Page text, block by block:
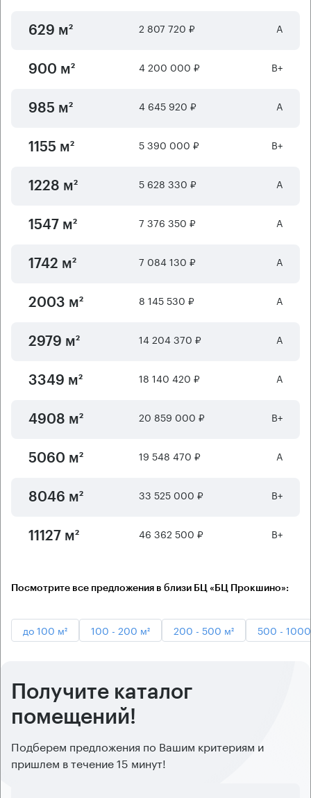
629 м² 2 807 720 ₽ А
900 м² 4 200 000 ₽ B+
985 м² 4 645 920 ₽ А
1155 м² 5 390 000 ₽ B+
1228 м² 5 628 330 ₽ А
1547 м² 7 376 350 ₽ А
1742 м² 7 084 130 ₽ А
2003 м² 8 145 530 ₽ А
2979 м² 14 204 370 ₽ А
3349 м² 18 140 420 ₽ А
4908 м² 20 859 000 ₽ B+
5060 м² 19 548 470 ₽ А
8046 м² 33 525 000 ₽ B+
11127 м² 46 362 500 ₽ B+
Посмотрите все предложения в близи БЦ «БЦ Прокшино»:
до 100 м² 100 - 200 м² 200 - 500 м² 500 -
Получите каталог
помещений!
Подберем предложения по Вашим критериям и
пришлем в течение 15 минут!